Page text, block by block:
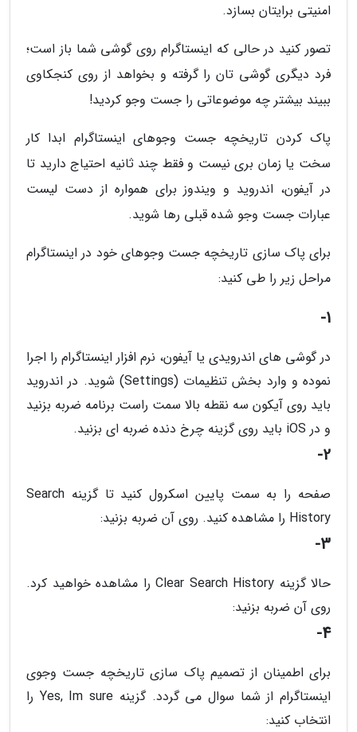
امنیتی برایتان بسازد.
تصور کنید در حالی که اینستاگرام روی گوشی شما باز است؛
فرد دیگری گوشی تان را گرفته و بخواهد از روی کنجکاوی
ببیند بیشتر چه موضوعاتی را جست وجو کردید!
پاک کردن تاریخچه جست وجوهای اینستاگرام ابدا کار
سخت یا زمان بری نیست و فقط چند ثانیه احتیاج دارید تا
در آیفون، اندروید و ویندوز برای همواره از دست لیست
عبارات جست وجو شده قبلی رها شوید.
برای پاک سازی تاریخچه جست وجوهای خود در اینستاگرام
مراحل زیر را طی کنید:
1-
در گوشی های اندرویدی یا آیفون، نرم افزار اینستاگرام را اجرا
نموده و وارد بخش تنظیمات (Settings) شوید. در اندروید
باید روی آیکون سه نقطه بالا سمت راست برنامه ضربه بزنید
و در iOS باید روی گزینه چرخ دنده ضربه ای بزنید.
2-
صفحه را به سمت پایین اسکرول کنید تا گزینه Search
History را مشاهده کنید. روی آن ضربه بزنید:
3-
حالا گزینه Clear Search History را مشاهده خواهید کرد.
روی آن ضربه بزنید:
4-
برای اطمینان از تصمیم پاک سازی تاریخچه جست وجوی
اینستاگرام از شما سوال می گردد. گزینه Yes, Im sure را
انتخاب کنید: